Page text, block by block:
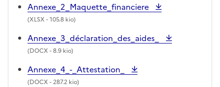
Annexe_2_Maquette_financiere
(XLSX - 105.8 kio)
Annexe_3_déclaration_des_aides_
(DOCX - 8.9 kio)
Annexe_4_-_Attestation_
(DOCX - 287.2 kio)